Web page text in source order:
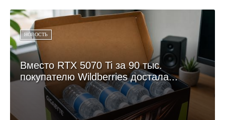
НОВОСТЬ
Вместо RTX 5070 Ti за 90 тыс.
покупателю Wildberries достала...